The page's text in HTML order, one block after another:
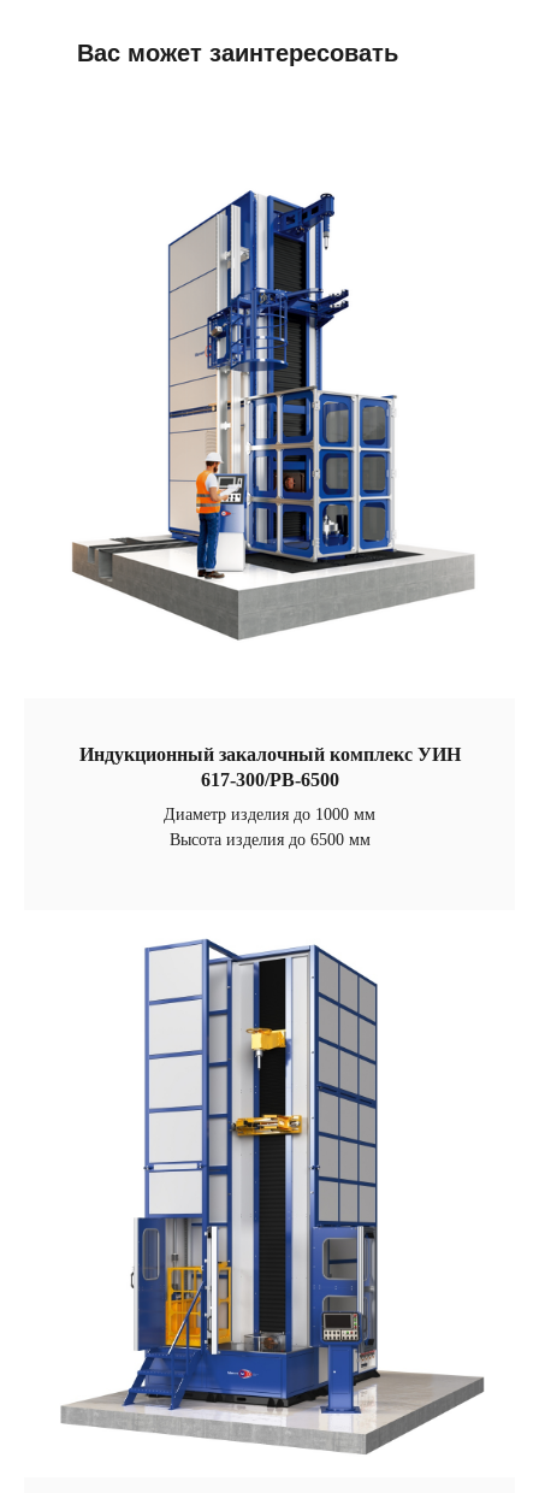
Вас может заинтересовать
Индукционный закалочный комплекс УИН
617-300/РВ-6500
Диаметр изделия до 1000 мм
Высота изделия до 6500 мм